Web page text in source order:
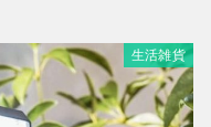
生活雑貨